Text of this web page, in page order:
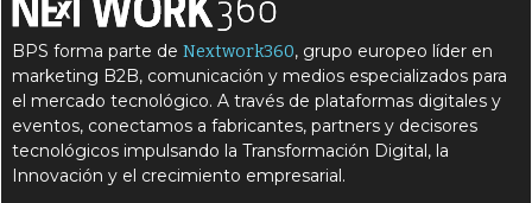
BPS forma parte deNextwork360, grupo europeo líder en
marketing B2B, comunicación y medios especializados para
el mercado tecnológico. A través de plataformas digitales y
eventos, conectamos a fabricantes, partners y decisores
tecnológicos impulsando la Transformación Digital, la
Innovación y el crecimiento empresarial.